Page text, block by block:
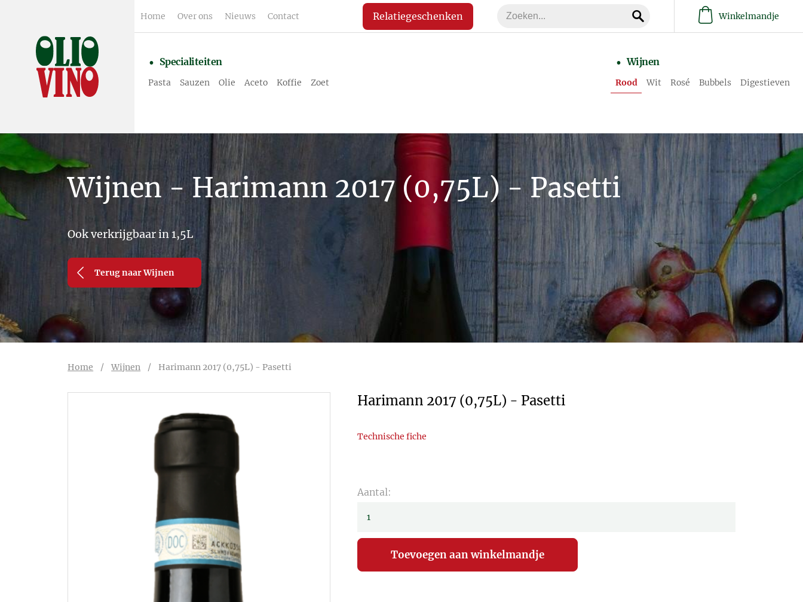
Home Over ons Nieuws Contact Relatiegeschenken Winkelmandje
Specialiteiten
Pasta Sauzen Olie Aceto Koffie Zoet
Wijnen
Rood Wit Rosé Bubbels Digestieven
Wijnen - Harimann 2017 (0,75L) - Pasetti
Ook verkrijgbaar in 1,5L
Terug naar Wijnen
Home /Wijnen /Harimann 2017 (0,75L) - Pasetti
Harimann 2017 (0,75L) - Pasetti
Technische fiche
Aantal: